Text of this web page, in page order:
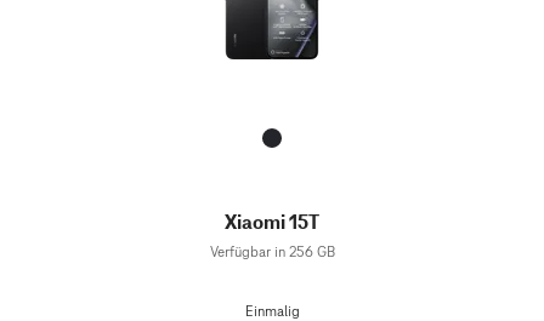
Xiaomi 15T
Verfügbar in 256 GB
Einmalig